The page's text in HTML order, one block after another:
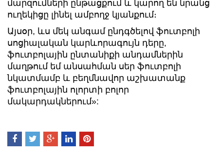
մարզումների ընթացքում և կարող են նրանց
ուղեկիցը լինել ամբողջ կյանքում։
Այսօր, ևս մեկ անգամ ընդգծելով ֆուտբոլի
սոցիալական կարևորագույն դերը,
ֆուտբոլային ընտանիքի անդամներին
մաղթում եմ անսահման սեր ֆուտբոլի
նկատմամբ և բեղմնավոր աշխատանք
ֆուտբոլային ոլորտի բոլոր
մակարդակներում»: